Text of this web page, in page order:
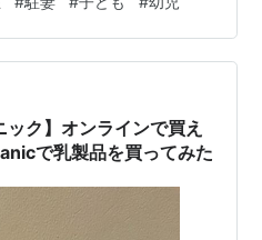
で母親の抱っこで髪を切り
ことにしました。 子どもは
きで、髪を切る…
ック】オンラインで買え
で乳製品を買ってみた